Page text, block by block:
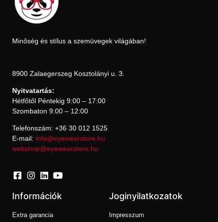
Minőség és stílus a szemüvegek világában!
8900 Zalaegerszeg Kosztolányi u. 3.
Nyitvatartás:
Hétfőtől Péntekig 9:00 – 17:00
Szombaton 9:00 – 12:00
Telefonszám: +36 30 012 1525
E-mail: info@eyewearstore.hu
webshop@eyewearstore.hu
Információk
Extra garancia
Joginyilatkozatok
Impresszum